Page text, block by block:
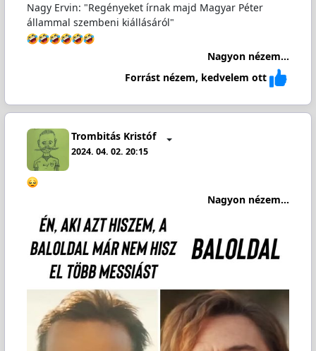
Nagy Ervin: "Regényeket írnak majd Magyar Péter
állammal szembeni kiállásáról"
Nagyon nézem...
Forrást nézem, kedvelem ott
Trombitás Kristóf
2024. 04. 02. 20:15
Nagyon nézem...